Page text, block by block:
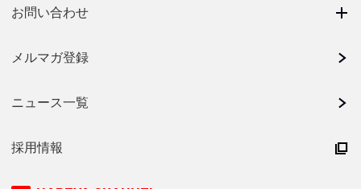
お問い合わせ
メルマガ登録
ニュース一覧
採用情報